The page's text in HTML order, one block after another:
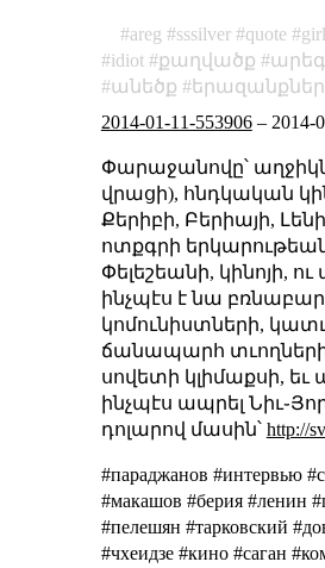
areg sssilver quote
idiot
քաղվածք արեգ
անեծք
երազանքներ
2014-01-11-553906– 2014-
Փարաջանովը՝
վրացի), հնդկական
Քերիբի, Բերիայի,
ոտքգրի
Փելեշեանի, կինոյի,
ինչպէս է նա
կոմունիստների,
ճանապարհ
սովետի կլիմաքսի, եւ
ինչպէս ապրել
դոլարով մասին՝ http://
#параджанов #интервью
#макашов #берия #ленин
#пелешян #тарковский
#чхеидзе #кино #саган